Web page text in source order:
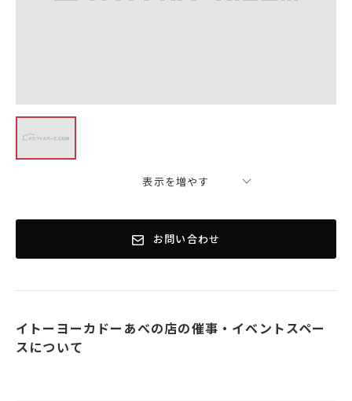
表示を増やす
お問い合わせ
イトーヨーカドーあべの店の催事・イベントスペー
スについて